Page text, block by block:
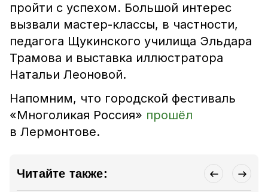
пройти с успехом. Большой интерес
вызвали мастер-классы, в частности,
педагога Щукинского училища Эльдара
Трамова и выставка иллюстратора
Натальи Леоновой.
Напомним, что городской фестиваль
«Многоликая Россия» прошёл
в Лермонтове.
Читайте также: